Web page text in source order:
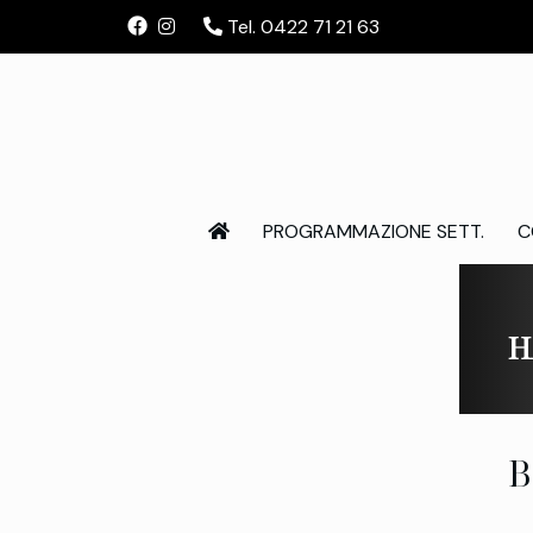
Tel. 0422 71 21 63
PROGRAMMAZIONE SETT.